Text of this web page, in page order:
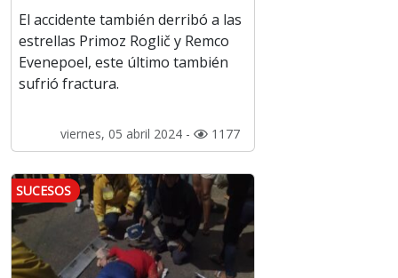
El accidente también derribó a las
estrellas Primoz Roglič y Remco
Evenepoel, este último también
sufrió fractura.
viernes, 05 abril 2024 - 1177
SUCESOS